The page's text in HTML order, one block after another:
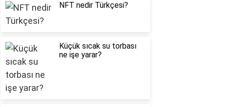
NFT nedir Türkçesi?
Küçük sıcak su torbası
ne işe yarar?